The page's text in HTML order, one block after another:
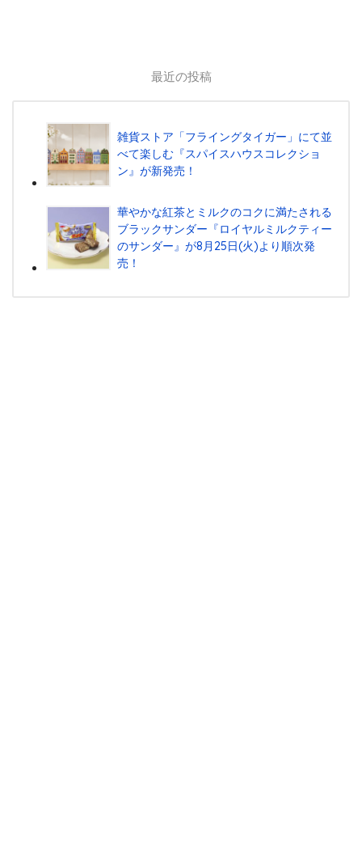
最近の投稿
雑貨ストア「フライングタイガー」にて並
べて楽しむ『スパイスハウスコレクショ
ン』が新発売！
華やかな紅茶とミルクのコクに満たされる
ブラックサンダー『ロイヤルミルクティー
のサンダー』が8月25日(火)より順次発
売！